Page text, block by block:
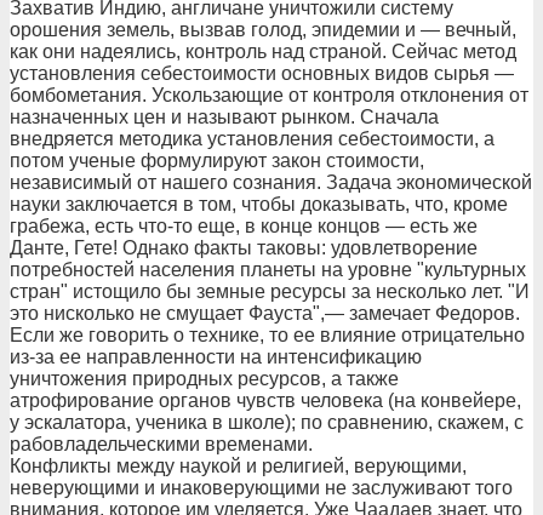
Захватив Индию, англичане уничтожили систему
орошения земель, вызвав голод, эпидемии и — вечный,
как они надеялись, контроль над страной. Сейчас метод
установления себестоимости основных видов сырья —
бомбометания. Ускользающие от контроля отклонения от
назначенных цен и называют рынком. Сначала
внедряется методика установления себестоимости, а
потом ученые формулируют закон стоимости,
независимый от нашего сознания. Задача экономической
науки заключается в том, чтобы доказывать, что, кроме
грабежа, есть что-то еще, в конце концов — есть же
Данте, Гете! Однако факты таковы: удовлетворение
потребностей населения планеты на уровне "культурных
стран" истощило бы земные ресурсы за несколько лет. "И
это нисколько не смущает Фауста",— замечает Федоров.
Если же говорить о технике, то ее влияние отрицательно
из-за ее направленности на интенсификацию
уничтожения природных ресурсов, а также
атрофирование органов чувств человека (на конвейере,
у эскалатора, ученика в школе); по сравнению, скажем, с
рабовладельческими временами.
Конфликты между наукой и религией, верующими,
неверующими и инаковерующими не заслуживают того
внимания, которое им уделяется. Уже Чаадаев знает, что